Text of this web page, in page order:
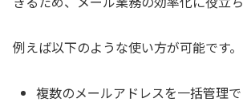
例えば以下のような使い方が可能です。
複数のメールアドレスを一括管理